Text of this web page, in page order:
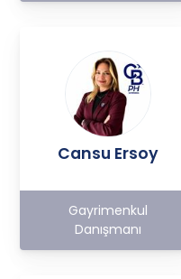
Cansu Ersoy
Gayrimenkul
Danışmanı